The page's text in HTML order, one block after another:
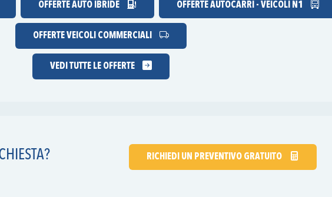
OFFERTE AUTO IBRIDE OFFERTE AUTOCARRI - VEICOLI N1
OFFERTE VEICOLI COMMERCIALI
VEDI TUTTE LE OFFERTE
RICHIEDI UN PREVENTIVO GRATUITO